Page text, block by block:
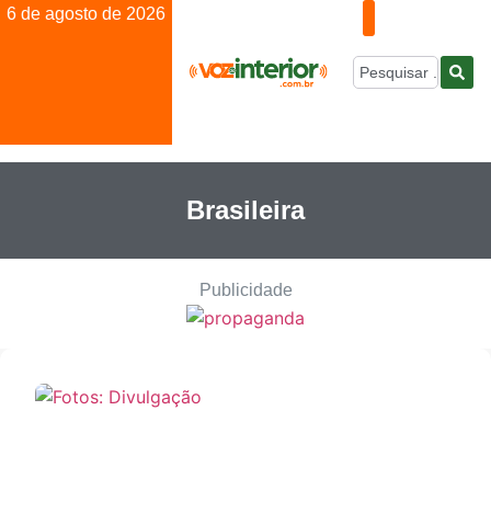
6 de agosto de 2026
Brasileira
Publicidade